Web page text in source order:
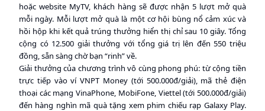
hoặc website MyTV, khách hàng sẽ được nhận 5 lượt mở quà
mỗi ngày. Mỗi lượt mở quà là một cơ hội bùng nổ cảm xúc và
hồi hộp khi kết quả trúng thưởng hiển thị chỉ sau 10 giây. Tổng
cộng có 12.500 giải thưởng với tổng giá trị lên đến 550 triệu
đồng, sẵn sàng chờ bạn “rinh” về.
Giải thưởng của chương trình vô cùng phong phú: từ cộng tiền
trực tiếp vào ví VNPT Money (tới 500.000đ/giải), mã thẻ điện
thoại các mạng VinaPhone, MobiFone, Viettel (tới 500.000đ/giải)
đến hàng nghìn mã quà tặng xem phim chiếu rạp Galaxy Play.